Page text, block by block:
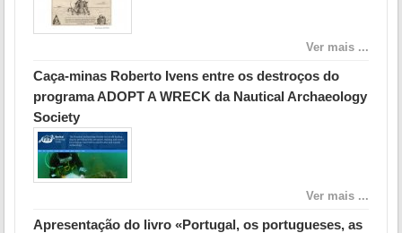
Ver mais ...
Caça-minas Roberto Ivens entre os destroços do
programa ADOPT A WRECK da Nautical Archaeology
Society
Ver mais ...
Apresentação do livro «Portugal, os portugueses, as